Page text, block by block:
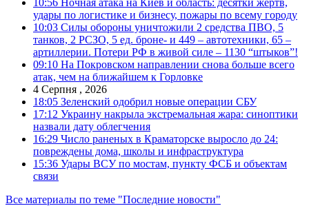
удары по логистике и бизнесу, пожары по всему городу
10:03 Силы обороны уничтожили 2 средства ПВО, 5
танков, 2 РСЗО, 5 ед. броне- и 449 – автотехники, 65 –
артиллерии. Потери РФ в живой силе – 1130 “штыков”!
09:10 На Покровском направлении снова больше всего
атак, чем на ближайшем к Горловке
4 Серпня , 2026
18:05 Зеленский одобрил новые операции СБУ
17:12 Украину накрыла экстремальная жара: синоптики
назвали дату облегчения
16:29 Число раненых в Краматорске выросло до 24:
повреждены дома, школы и инфраструктура
15:36 Удары ВСУ по мостам, пункту ФСБ и объектам
связи
Все материалы по теме "Последние новости"